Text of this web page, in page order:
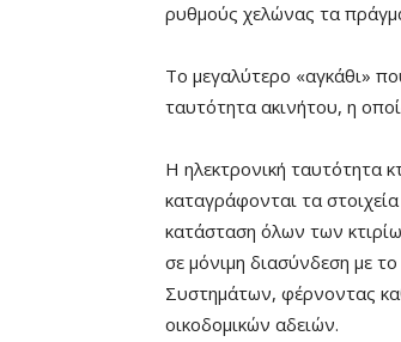
ρυθμούς χελώνας τα
Το μεγαλύτερο «αγκάθι»
ταυτότητα ακινήτου, η
Η ηλεκτρονική ταυτότητα
καταγράφονται τα
κατάσταση όλων των
σε μόνιμη διασύνδεση με
Συστημάτων, φέρνοντας
οικοδομικών αδειών.